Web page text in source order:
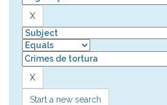
Start a new search